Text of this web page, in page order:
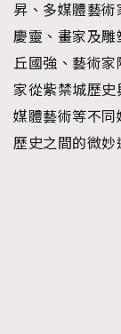
昇、多媒體藝術
慶靈、畫家及
丘國強、藝術
家從紫禁城歷
媒體藝術等不
歷史之間的微妙